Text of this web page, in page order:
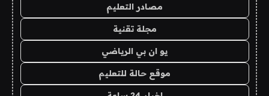
مصادر التعليم
مجلة تقنية
يو ان بي الرياضي
موقع حالة للتعليم